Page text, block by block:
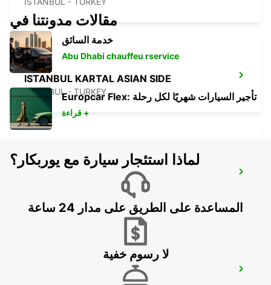
ISTANBUL KARTAL ASIAN SIDE
ISTANBUL - TURKEY
ISTANBUL PENDIK YHT RAILWAY
ISTANBUL SABIHA GOKCEN AIRPORT
مقالات مدونتنا في
خدمة السائق
Abu Dhabi chauffeu rservice
Europcar Flex: تأجير السيارات شهريًا لكل رحلة
قراءة +
لماذا استئجار سيارة مع يوربكار؟
المساعدة على الطريق على مدار 24 ساعة
لا رسوم خفية